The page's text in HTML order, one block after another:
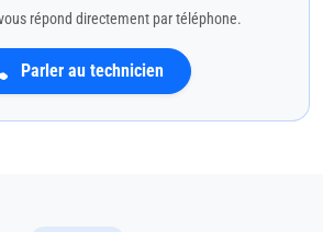
répond directement par téléphone.
Parler au technicien